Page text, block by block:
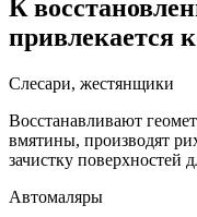
К
привлекается
Слесари, жестянщики
Восстанавливают
вмятины, производят
зачистку поверхностей
Автомаляры